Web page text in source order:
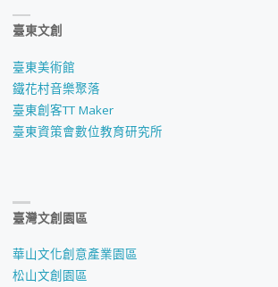
臺東文創
臺東美術館
鐵花村音樂聚落
臺東創客TT Maker
臺東資策會數位教育研究所
臺灣文創園區
華山文化創意產業園區
松山文創園區